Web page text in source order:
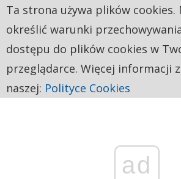
ad
Ta strona używa plików cookies.
określić warunki
dostępu do plików cookies w
przeglądarce. Więcej informacji
naszej: Polityce Cookies